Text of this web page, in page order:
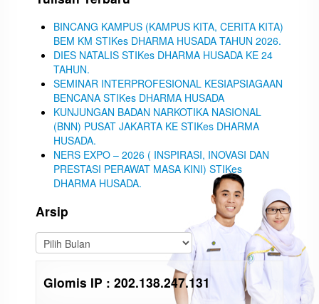
BINCANG KAMPUS (KAMPUS KITA, CERITA KITA)
BEM KM STIKes DHARMA HUSADA TAHUN 2026.
DIES NATALIS STIKes DHARMA HUSADA KE 24
TAHUN.
SEMINAR INTERPROFESIONAL KESIAPSIAGAAN
BENCANA STIKes DHARMA HUSADA
KUNJUNGAN BADAN NARKOTIKA NASIONAL
(BNN) PUSAT JAKARTA KE STIKes DHARMA
HUSADA.
NERS EXPO – 2026 ( INSPIRASI, INOVASI DAN
PRESTASI PERAWAT MASA KINI) STIKes
DHARMA HUSADA.
Arsip
Glomis IP : 202.138.247.131